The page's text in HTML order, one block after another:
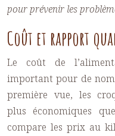
pour prévenir les
Coût et rapport
Le coût de
important pour de
première vue, les
plus économiques
compare les prix au